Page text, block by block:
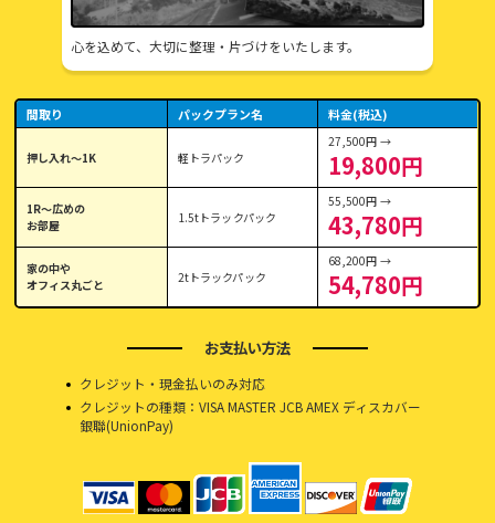
心を込めて、大切に整理・片づけをいたします。
間取り パックプラン名 料金(税込)
押し入れ〜1K 軽トラパック
27,500円 →
19,800円
1R〜広めの
お部屋
1.5tトラックパック
55,500円 →
43,780円
家の中や
オフィス丸ごと
2tトラックパック
68,200円 →
54,780円
お支払い方法
クレジット・現金払いのみ対応
クレジットの種類：VISA MASTER JCB AMEX ディスカバー
銀聯(UnionPay)